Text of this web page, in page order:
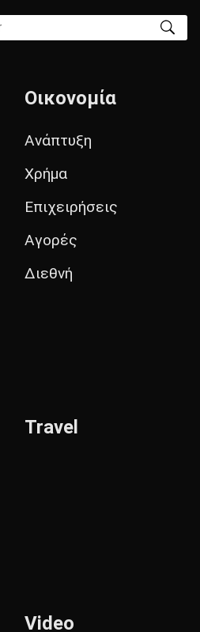
Οικονομία
Ανάπτυξη
Χρήμα
Επιχειρήσεις
Αγορές
Διεθνή
Travel
Video